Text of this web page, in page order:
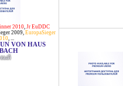
2010, Jr EuDDC
2009, EuropaSieger
, ...
VON HAUS